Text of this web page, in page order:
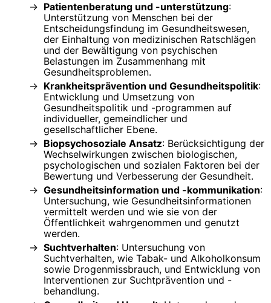
Patientenberatung und -unterstützung:
Unterstützung von Menschen bei der
Entscheidungsfindung im Gesundheitswesen,
der Einhaltung von medizinischen Ratschlägen
und der Bewältigung von psychischen
Belastungen im Zusammenhang mit
Gesundheitsproblemen.
Krankheitsprävention und Gesundheitspolitik:
Entwicklung und Umsetzung von
Gesundheitspolitik und -programmen auf
individueller, gemeindlicher und
gesellschaftlicher Ebene.
Biopsychosoziale Ansatz: Berücksichtigung der
Wechselwirkungen zwischen biologischen,
psychologischen und sozialen Faktoren bei der
Bewertung und Verbesserung der Gesundheit.
Gesundheitsinformation und -kommunikation:
Untersuchung, wie Gesundheitsinformationen
vermittelt werden und wie sie von der
Öffentlichkeit wahrgenommen und genutzt
werden.
Suchtverhalten: Untersuchung von
Suchtverhalten, wie Tabak- und Alkoholkonsum
sowie Drogenmissbrauch, und Entwicklung von
Interventionen zur Suchtprävention und -
behandlung.